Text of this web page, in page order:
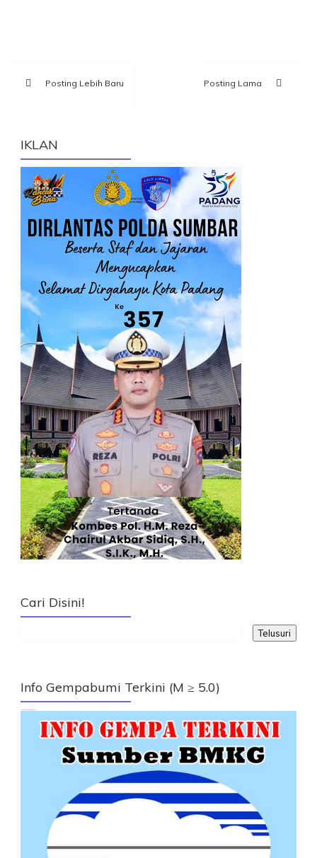
Posting Lebih Baru Posting Lama
IKLAN
Cari Disini!
Info Gempabumi Terkini (M ≥ 5.0)